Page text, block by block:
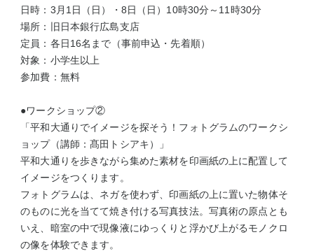
日時：3月1日（日）・8日（日）10時30分～11時30分
場所：旧日本銀行広島支店
定員：各日16名まで（事前申込・先着順）
対象：小学生以上
参加費：無料
●ワークショップ②
「平和大通りでイメージを探そう！フォトグラムのワークシ
ョップ（講師：髙田トシアキ）」
平和大通りを歩きながら集めた素材を印画紙の上に配置して
イメージをつくります。
フォトグラムは、ネガを使わず、印画紙の上に置いた物体そ
のものに光を当てて焼き付ける写真技法。写真術の原点とも
いえ、暗室の中で現像液にゆっくりと浮かび上がるモノクロ
の像を体験できます。